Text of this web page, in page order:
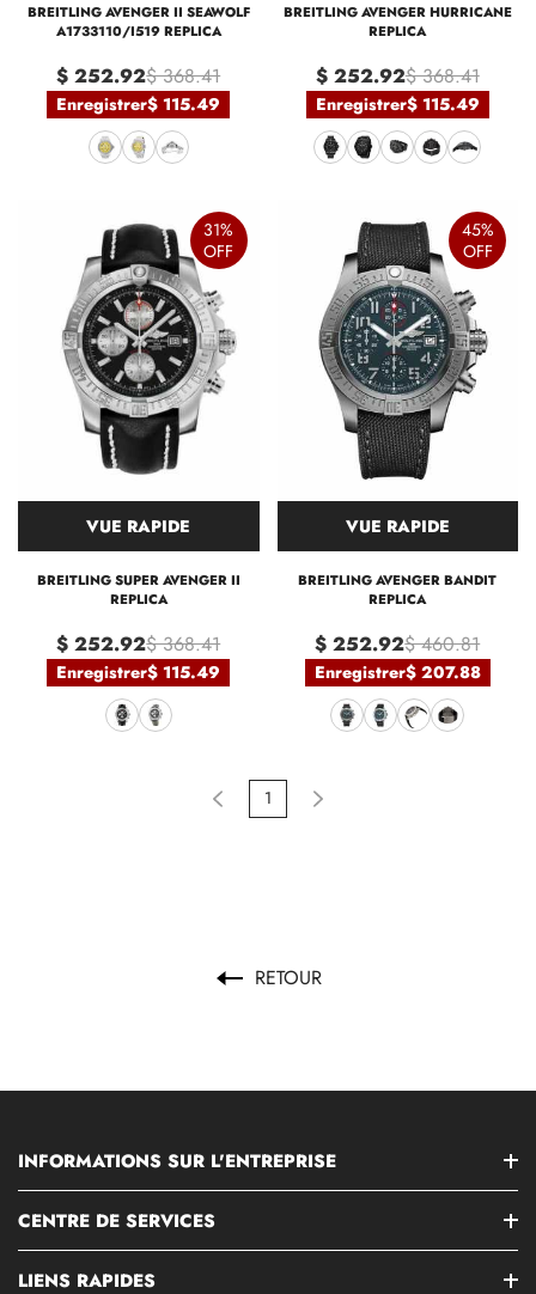
BREITLING AVENGER II SEAWOLF
A1733110/I519 REPLICA
$ 252.92$ 368.41
Enregistrer$ 115.49
BREITLING AVENGER HURRICANE
REPLICA
$ 252.92$ 368.41
Enregistrer$ 115.49
31%
OFF
VUE RAPIDE
BREITLING SUPER AVENGER II
REPLICA
$ 252.92$ 368.41
Enregistrer$ 115.49
45%
OFF
VUE RAPIDE
BREITLING AVENGER BANDIT
REPLICA
$ 252.92$ 460.81
Enregistrer$ 207.88
1
RETOUR
INFORMATIONS SUR L'ENTREPRISE
CENTRE DE SERVICES
LIENS RAPIDES